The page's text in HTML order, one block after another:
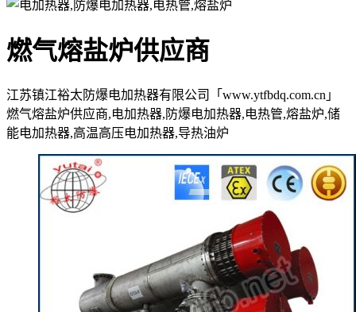
燃气熔盐炉供应商
江苏镇江裕太防爆电加热器有限公司「www.ytfbdq.com.cn」
燃气熔盐炉供应商,电加热器,防爆电加热器,电热管,熔盐炉,储
能电加热器,高温高压电加热器,导热油炉